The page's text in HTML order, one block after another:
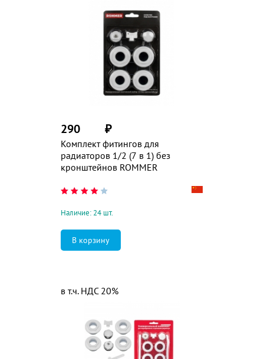
Комплект фитингов для
радиаторов 1/2 (7 в 1) без
кронштейнов ROMMER
290 ₽
Наличие: 24 шт.
в т.ч. НДС 20%